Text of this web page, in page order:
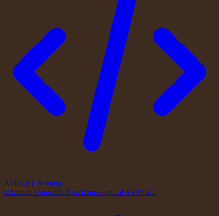
ASP.NET Hosting
Găzduire compatibilă cu framework-ul ASP.NET